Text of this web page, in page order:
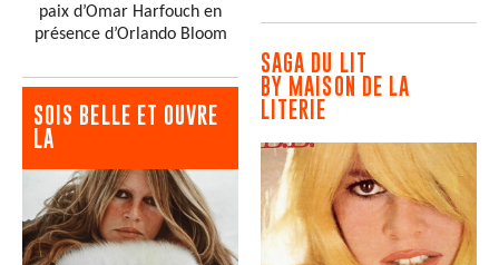
paix d’Omar Harfouch en
présence d’Orlando Bloom
SOIS BELLE ET OUVRE
LA
SAGA DU LIT
BY MAISON DE LA
LITERIE